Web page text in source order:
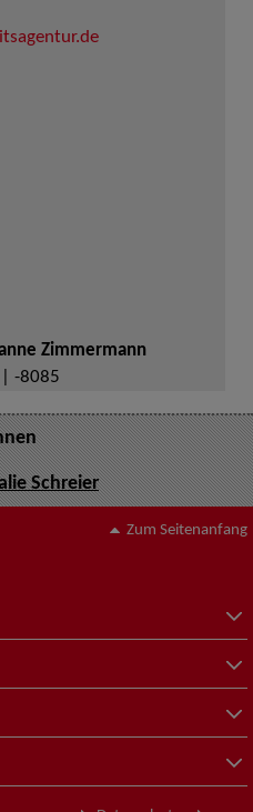
Zimmermann
-8085
Schreier
Zum Seitenanfang